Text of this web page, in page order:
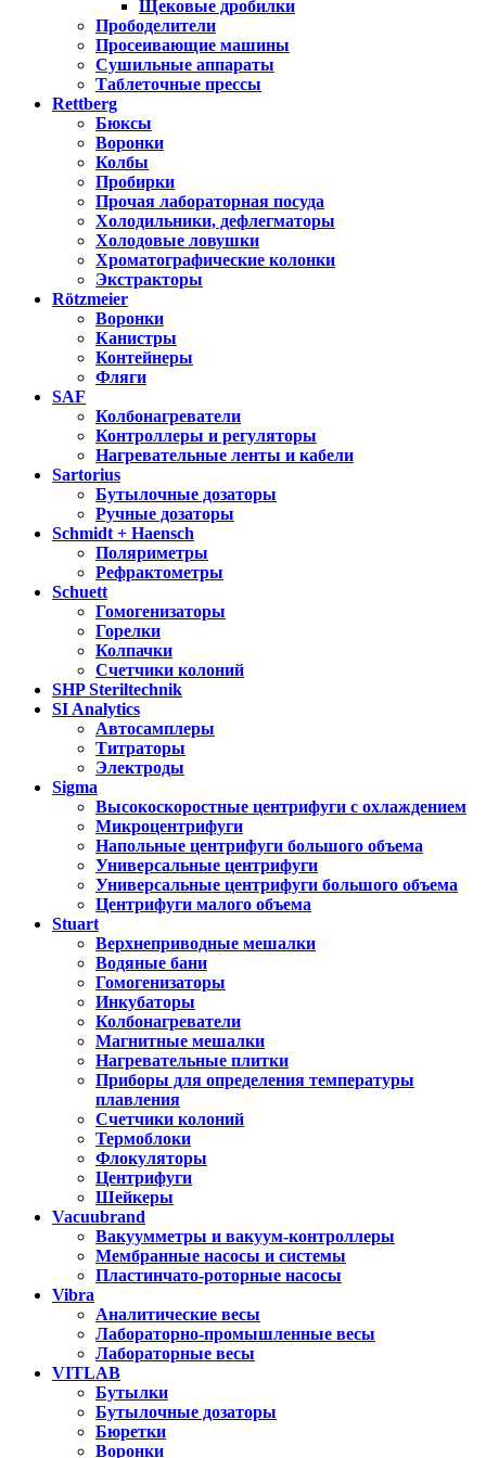
Щековые дробилки
Прободелители
Просеивающие машины
Сушильные аппараты
Таблеточные прессы
Rettberg
Бюксы
Воронки
Колбы
Пробирки
Прочая лабораторная посуда
Холодильники, дефлегматоры
Холодовые ловушки
Хроматографические колонки
Экстракторы
Rötzmeier
Воронки
Канистры
Контейнеры
Фляги
SAF
Колбонагреватели
Контроллеры и регуляторы
Нагревательные ленты и кабели
Sartorius
Бутылочные дозаторы
Ручные дозаторы
Schmidt + Haensch
Поляриметры
Рефрактометры
Schuett
Гомогенизаторы
Горелки
Колпачки
Счетчики колоний
SHP Steriltechnik
SI Analytics
Автосамплеры
Титраторы
Электроды
Sigma
Высокоскоростные центрифуги с охлаждением
Микроцентрифуги
Напольные центрифуги большого объема
Универсальные центрифуги
Универсальные центрифуги большого объема
Центрифуги малого объема
Stuart
Верхнеприводные мешалки
Водяные бани
Гомогенизаторы
Инкубаторы
Колбонагреватели
Магнитные мешалки
Нагревательные плитки
Приборы для определения температуры
плавления
Счетчики колоний
Термоблоки
Флокуляторы
Центрифуги
Шейкеры
Vacuubrand
Вакуумметры и вакуум-контроллеры
Мембранные насосы и системы
Пластинчато-роторные насосы
Vibra
Аналитические весы
Лабораторно-промышленные весы
Лабораторные весы
VITLAB
Бутылки
Бутылочные дозаторы
Бюретки
Воронки